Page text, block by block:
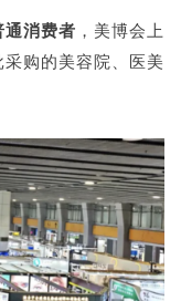
消费者 ，美博会上
购的美容院、医美